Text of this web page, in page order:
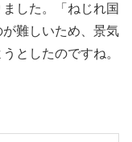
した。「ねじれ国
難しいため、景気
としたのですね。